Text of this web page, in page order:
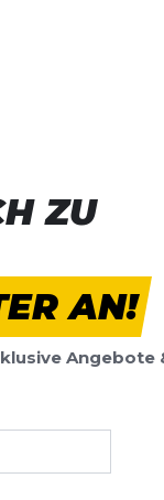
ZU
AN!
Angebote